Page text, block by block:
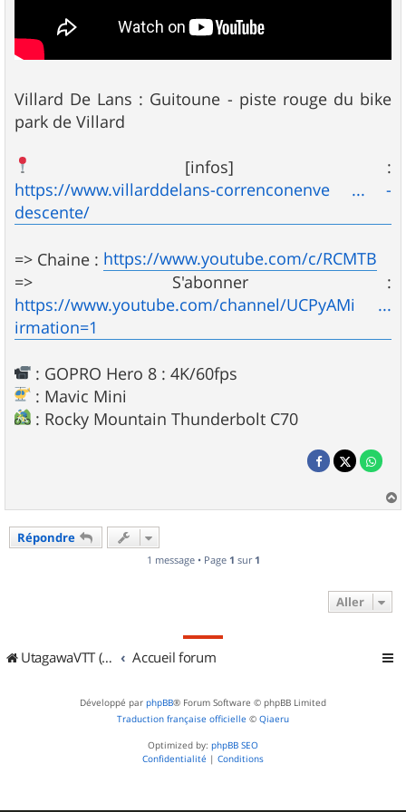
Villard De Lans : Guitoune - piste rouge du bike
park de Villard
[infos] :
https://www.villarddelans-correnconenve ... -
descente/
=> Chaine : https://www.youtube.com/c/RCMTB
=> S'abonner :
https://www.youtube.com/channel/UCPyAMi ...
irmation=1
: GOPRO Hero 8 : 4K/60fps
: Mavic Mini
: Rocky Mountain Thunderbolt C70
a
Répondre
1 message • Page 1 sur 1
Aller
UtagawaVTT (Randos VTT et VTTAE avec traces GPS) Accueil forum
Développé par phpBB® Forum Software © phpBB Limited
Traduction française officielle © Qiaeru
Optimized by: phpBB SEO
Confidentialité | Conditions